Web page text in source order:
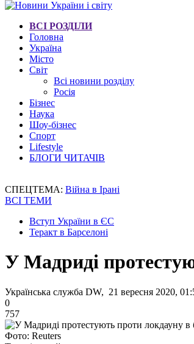
ВСІ РОЗДІЛИ
Головна
Україна
Місто
Світ
Всі новини розділу
Росія
Бізнес
Наука
Шоу-бізнес
Спорт
Lifestyle
БЛОГИ ЧИТАЧІВ
СПЕЦТЕМА: Війна в Ірані
ВСІ ТЕМИ
Вступ України в ЄС
Теракт в Барселоні
У Мадриді
Українська служба DW, 21 вересня 2020,
0
757
Фото: Reuters